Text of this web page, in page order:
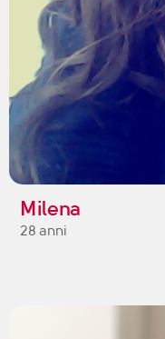
Milena
28 anni